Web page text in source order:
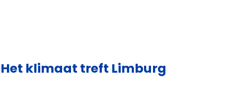
Het klimaat treft Limburg